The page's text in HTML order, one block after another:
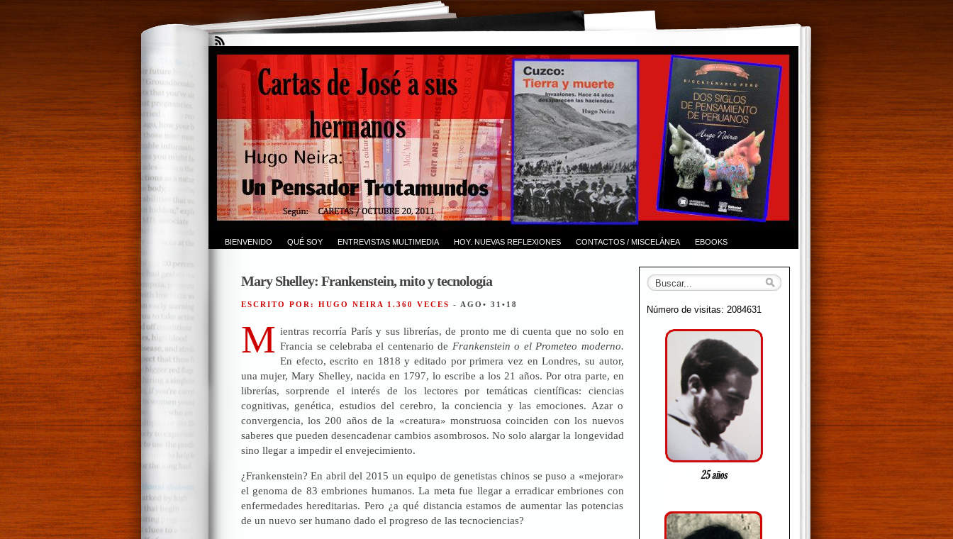
BIENVENIDO QUÉ SOY ENTREVISTAS MULTIMEDIA HOY. NUEVAS REFLEXIONES CONTACTOS / MISCELÁNEA EBOOKS
Mary Shelley: Frankenstein, mito y tecnología
ESCRITO POR: HUGO NEIRA 1.360 VECES - AGO• 31•18
M ientras recorría París y sus librerías, de pronto me di cuenta que no solo en
Francia se celebraba el centenario de Frankenstein o el Prometeo moderno.
En efecto, escrito en 1818 y editado por primera vez en Londres, su autor,
una mujer, Mary Shelley, nacida en 1797, lo escribe a los 21 años. Por otra parte, en
librerías, sorprende el interés de los lectores por temáticas científicas: ciencias
cognitivas, genética, estudios del cerebro, la conciencia y las emociones. Azar o
convergencia, los 200 años de la «creatura» monstruosa coinciden con los nuevos
saberes que pueden desencadenar cambios asombrosos. No solo alargar la longevidad
sino llegar a impedir el envejecimiento.
¿Frankenstein? En abril del 2015 un equipo de genetistas chinos se puso a «mejorar»
el genoma de 83 embriones humanos. La meta fue llegar a erradicar embriones con
enfermedades hereditarias. Pero ¿a qué distancia estamos de aumentar las potencias
de un nuevo ser humano dado el progreso de las tecnociencias?
Número de visitas: 2084631